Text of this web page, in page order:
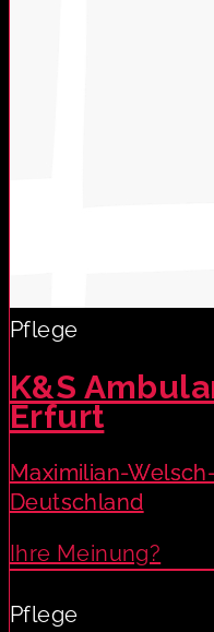
Pflege
K&S
Erfurt
Maximilian-
Deutschland
Ihre Meinung?
Pflege